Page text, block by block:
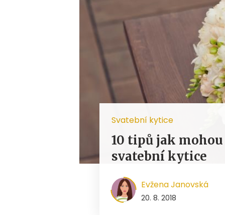
Svatební kytice
10 tipů jak
svatební kytice
Evžena Janovská
20. 8. 2018